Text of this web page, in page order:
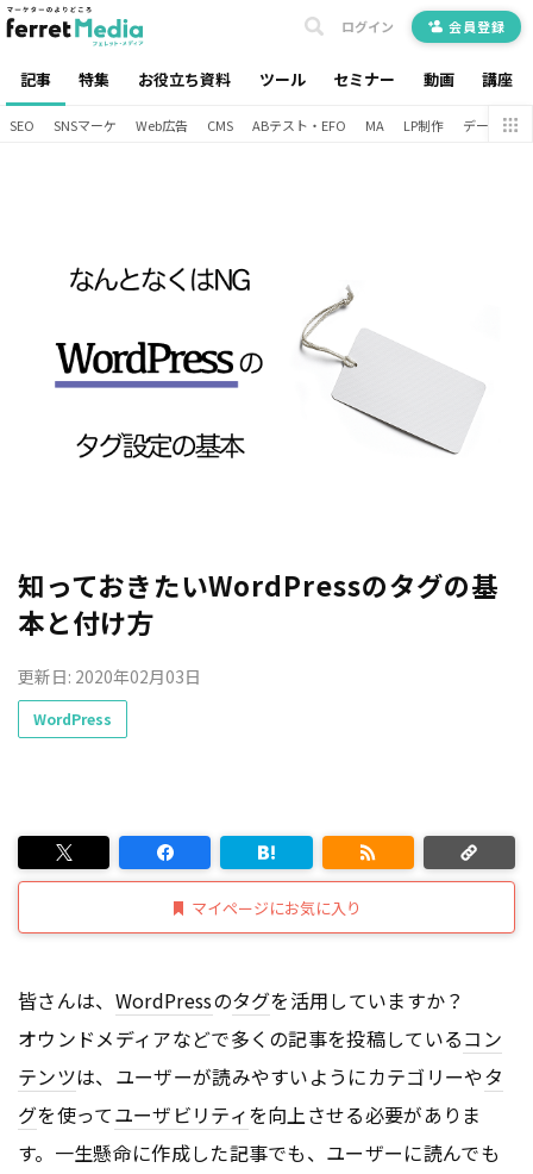
記事 特集 お役立ち資料 ツール セミナー 動画 講座
ログイン 会員登録
SEO SNSマーケ Web広告 CMS ABテスト・EFO MA LP制作 データ分析
知っておきたいWordPressのタグの基
本と付け方
更新日: 2020年02月03日
WordPress
マイページにお気に入り
皆さんは、 WordPressのタグを活用していますか？
オウンドメディアなどで多くの記事を投稿しているコン
テンツは、ユーザーが読みやすいようにカテゴリーやタ
グを使ってユーザビリティを向上させる必要がありま
す。一生懸命に作成した記事でも、ユーザーに読んでも